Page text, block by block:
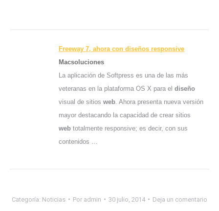
Freeway 7, ahora con diseños responsive
Macsoluciones
La aplicación de Softpress es una de las más
veteranas en la plataforma OS X para el diseño
visual de sitios web . Ahora presenta nueva versión
mayor destacando la capacidad de crear sitios
web totalmente responsive; es decir, con sus
contenidos …
Categoría: Noticias Por admin 30 julio, 2014 Deja un comentario